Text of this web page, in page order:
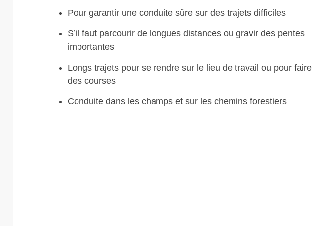
Pour garantir une conduite sûre sur des trajets difficiles
S’il faut parcourir de longues distances ou gravir des pentes
importantes
Longs trajets pour se rendre sur le lieu de travail ou pour faire
des courses
Conduite dans les champs et sur les chemins forestiers